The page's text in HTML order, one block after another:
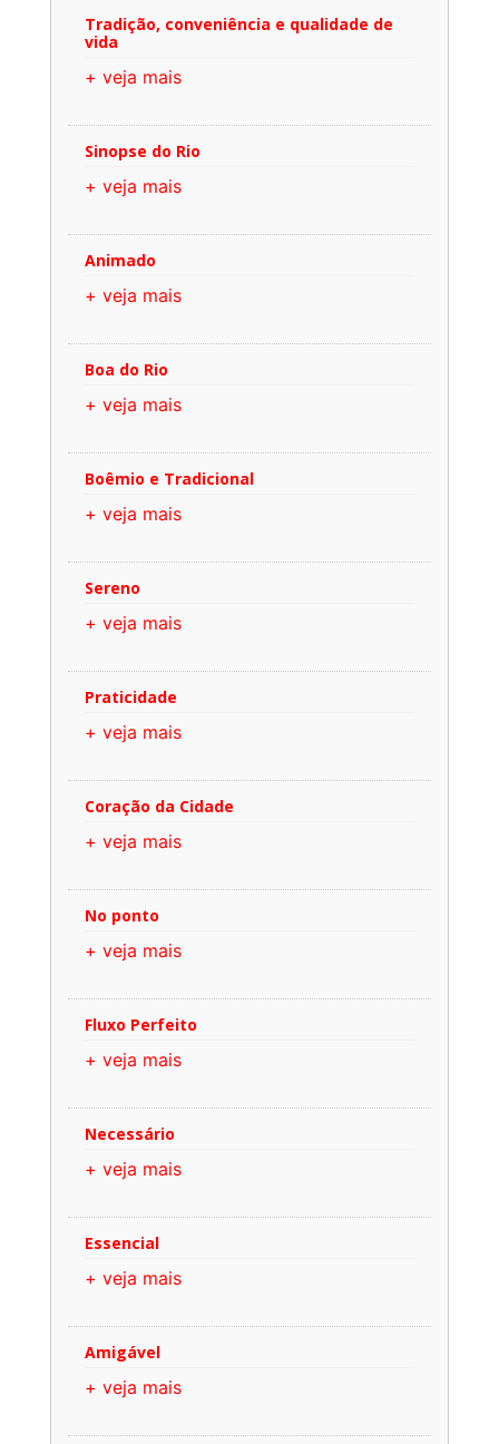
Tradição, conveniência e qualidade de
vida
+ veja mais
Sinopse do Rio
+ veja mais
Animado
+ veja mais
Boa do Rio
+ veja mais
Boêmio e Tradicional
+ veja mais
Sereno
+ veja mais
Praticidade
+ veja mais
Coração da Cidade
+ veja mais
No ponto
+ veja mais
Fluxo Perfeito
+ veja mais
Necessário
+ veja mais
Essencial
+ veja mais
Amigável
+ veja mais